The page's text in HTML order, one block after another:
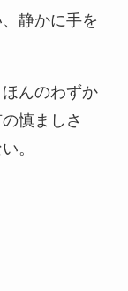
静かに手を
んのわずか
慎ましさ
。